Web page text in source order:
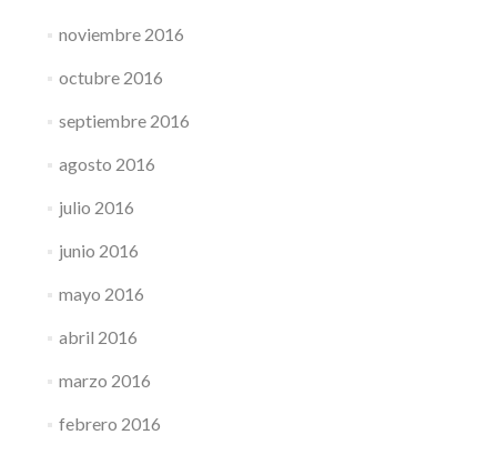
noviembre 2016
octubre 2016
septiembre 2016
agosto 2016
julio 2016
junio 2016
mayo 2016
abril 2016
marzo 2016
febrero 2016